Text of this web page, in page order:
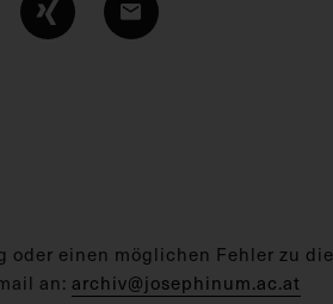
oder einen möglichen Fehler zu
an: archiv@josephinum.ac.at